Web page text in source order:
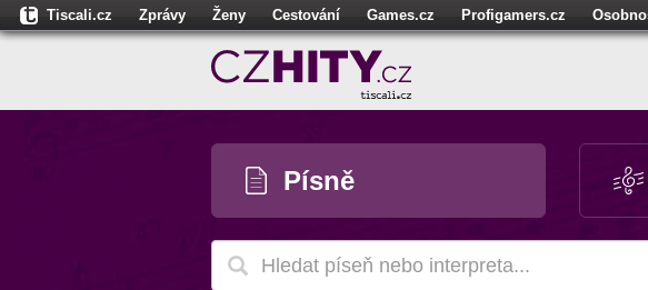
Tiscali.cz Zprávy Ženy Cestování Games.cz Profigamers.cz
Sport Dokina.cz CZhity.cz
Písně